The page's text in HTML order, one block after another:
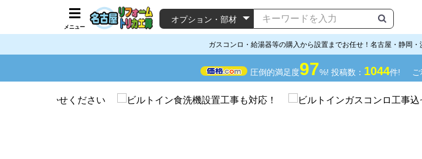
メニュー
ガスコンロ・給湯器等の購入から設置までお任せ！名古屋・静岡
圧倒的満足度97%! 投稿数： 1044件!